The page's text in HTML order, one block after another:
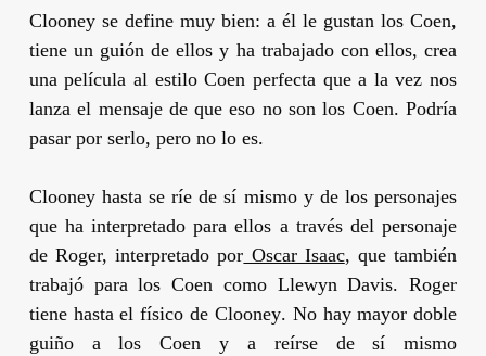
Clooneyse define muy bien: a él le gustan losCoen,
tiene un guión de ellos y ha trabajado con ellos, crea
una película al estiloCoen perfecta que a la vez nos
lanza el mensaje de que eso no son los Coen. Podría
pasar por serlo, pero no lo es.
Clooneyhasta se ríe de sí mismo y de los personajes
que ha interpretado para ellos a través del personaje
de Roger, interpretado por Oscar Isaac, que también
trabajó para losCoen como Llewyn Davis. Roger
tiene hasta el físico de Clooney. No hay mayor doble
guiño a losCoen y a reírse de sí mismo